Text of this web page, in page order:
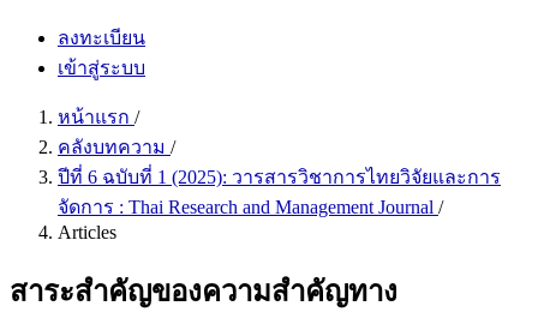
ลงทะเบียน
เข้าสู่ระบบ
หน้าแรก /
คลังบทความ /
ปีที่ 6 ฉบับที่ 1 (2025): วารสารวิชาการไทยวิจัยและการ
จัดการ : Thai Research and Management Journal /
Articles
สาระสำคัญของความสำคัญทาง